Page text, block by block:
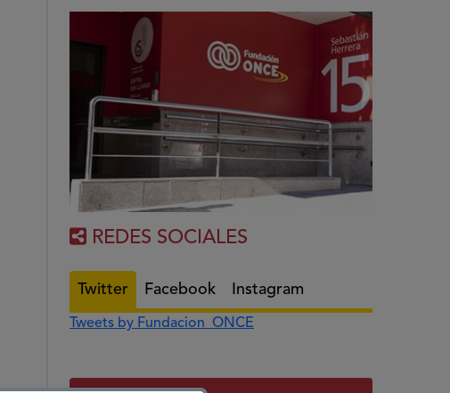
REDES SOCIALES
Twitter Facebook Instagram
Tweets by Fundacion_ONCE